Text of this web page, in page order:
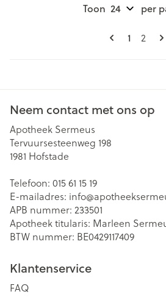
Pagina's
U lees
1 Pagina
2
Toon per
Neem contact met ons op
Apotheek Sermeus
Tervuursesteenweg 198
1981 Hofstade
Telefoon: 015 61 15 19
E-mailadres: info@
APB nummer: 233501
Apotheek titularis: Marleen
BTW nummer: BE0429117409
Klantenservice
FAQ